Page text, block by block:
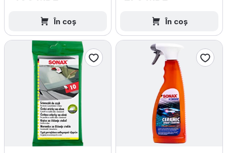
În coș În coș